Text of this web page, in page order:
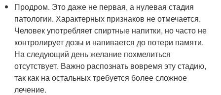
Продром. Это даже не первая, а нулевая стадия
патологии. Характерных признаков не отмечается.
Человек употребляет спиртные напитки, но часто не
контролирует дозы и напивается до потери памяти.
На следующий день желание похмелиться
отсутствует. Важно распознать вовремя эту стадию,
так как на остальных требуется более сложное
лечение.